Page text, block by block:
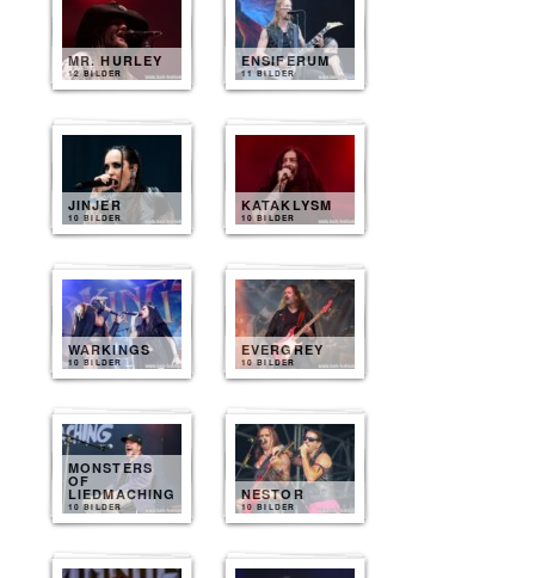
MR. HURLEY
12 BILDER
ENSIFERUM
11 BILDER
JINJER
10 BILDER
KATAKLYSM
10 BILDER
WARKINGS
10 BILDER
EVERGREY
10 BILDER
MONSTERS
OF
LIEDMACHING
10 BILDER
NESTOR
10 BILDER